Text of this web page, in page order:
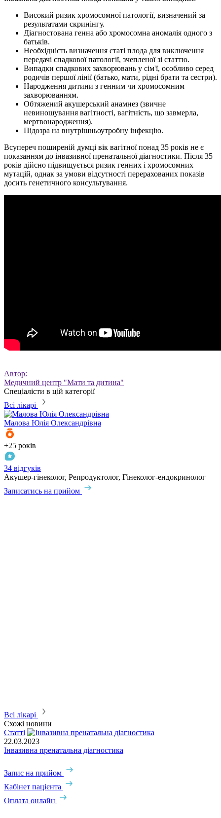
Високий ризик хромосомної патології, визначений за
результатами скринінгу.
Діагностована генна або хромосомна аномалія одного з
батьків.
Необхідність визначення статі плода для виключення
передачі спадкової патології, зчепленої зі статтю.
Випадки спадкових захворювань у сім'ї, особливо серед
родичів першої лінії (батько, мати, рідні брати та сестри).
Народження дитини з генним чи хромосомним
захворюванням.
Обтяжений акушерський анамнез (звичне
невиношування вагітності, вагітність, що завмерла,
мертвонародження).
Підозра на внутрішньоутробну інфекцію.
Всупереч поширеній думці вік вагітної понад 35 років не є
показанням до інвазивної пренатальної діагностики. Після 35
років дійсно підвищується ризик генних і хромосомних
мутацій, однак за умови відсутності перерахованих показів
досить генетичного консультування.
Автор:
Медичний центр "Мати та дитина"
Спеціалісти в цій категорії
Всі лікарі
Малова Юлія Олександрівна
+25 років
34 відгуків
Акушер-гінеколог, Репродуктолог, Гінеколог-ендокринолог
Записатись на прийом
Всі лікарі
Схожі новини
Статті
22.03.2023
Інвазивна пренатальна діагностика
Запис на прийом
Кабінет пацієнта
Оплата онлайн